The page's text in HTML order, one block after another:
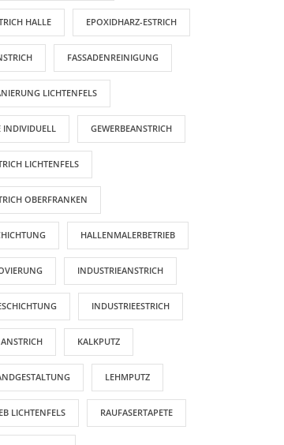
HALLE EPOXIDHARZ-ESTRICH
FASSADENREINIGUNG
LICHTENFELS
INDIVIDUELL GEWERBEANSTRICH
LICHTENFELS
OBERFRANKEN
HALLENMALERBETRIEB
INDUSTRIEANSTRICH
INDUSTRIEESTRICH
KALKPUTZ
LEHMPUTZ
LICHTENFELS RAUFASERTAPETE